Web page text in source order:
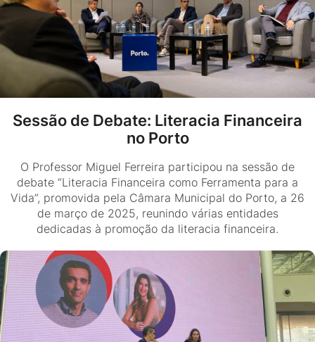
Sessão de Debate: Literacia Financeira
no Porto
O Professor Miguel Ferreira participou na sessão de
debate “Literacia Financeira como Ferramenta para a
Vida”, promovida pela Câmara Municipal do Porto, a 26
de março de 2025, reunindo várias entidades
dedicadas à promoção da literacia financeira.